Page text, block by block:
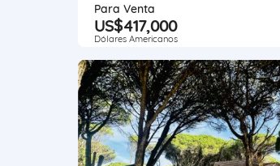
Para Venta
US$417,000
Dólares Americanos